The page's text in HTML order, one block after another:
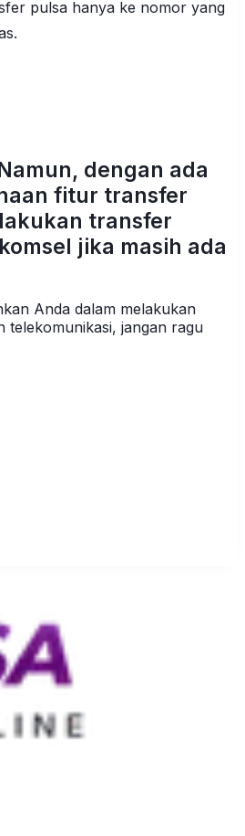
pulsa hanya ke nomor yang
dengan ada
fitur transfer
transfer
jika masih ada
Anda dalam melakukan
telekomunikasi, jangan ragu